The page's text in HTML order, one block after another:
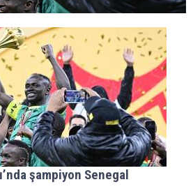
şampiyon Senegal